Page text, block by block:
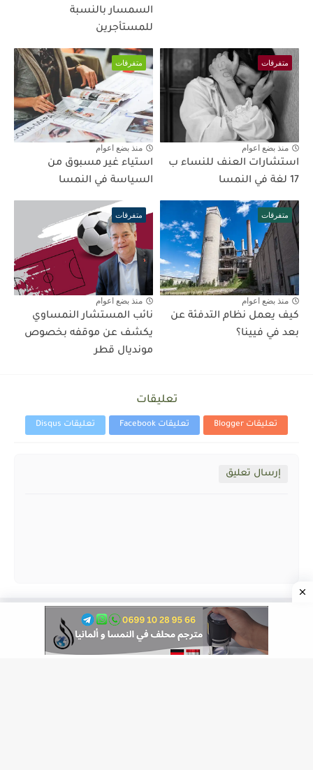
السمسار بالنسبة
للمستأجرين
متفرقات
منذ بضع اعوام
استشارات العنف للنساء ب
17 لغة في النمسا
متفرقات
منذ بضع اعوام
استياء غير مسبوق من
السياسة في النمسا
متفرقات
منذ بضع اعوام
كيف يعمل نظام التدفئة عن
بعد في فيينا؟
متفرقات
منذ بضع اعوام
نائب المستشار النمساوي
يكشف عن موقفه بخصوص
مونديال قطر
تعليقات
تعليقات Blogger تعليقات Facebook تعليقات Disqus
إرسال تعليق
مواقع التواصل الإجتماعي